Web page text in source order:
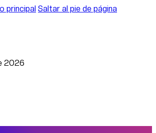
principal Saltar al pie de página
2026